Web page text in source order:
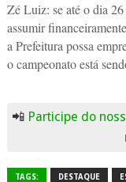
Zé Luiz: se até o dia
assumir
a Prefeitura possa
o campeonato está
📲 Participe do
TAGS: DESTAQUE